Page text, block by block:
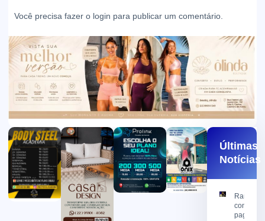
Você precisa fazer o login para publicar um comentário.
Últimas
Notícias
Ramon
confirma